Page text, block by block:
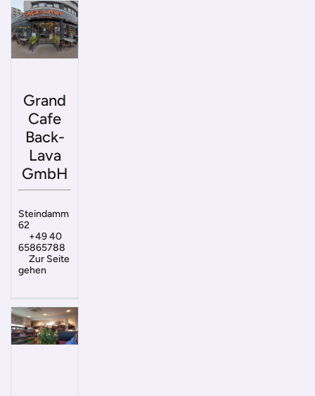
Grand
Cafe
Back-
Lava
GmbH
Steindamm
62
+49 40
65865788
Zur Seite
gehen